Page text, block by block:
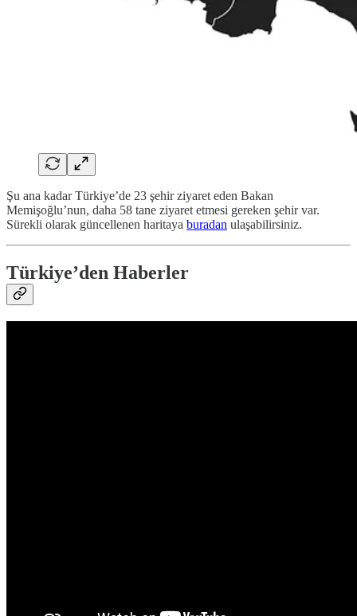
Şu ana kadar Türkiye’de 23 şehir ziyaret eden Bakan
Memişoğlu’nun, daha 58 tane ziyaret etmesi gereken şehir var.
Sürekli olarak güncellenen haritaya buradan ulaşabilirsiniz.
Türkiye’den Haberler